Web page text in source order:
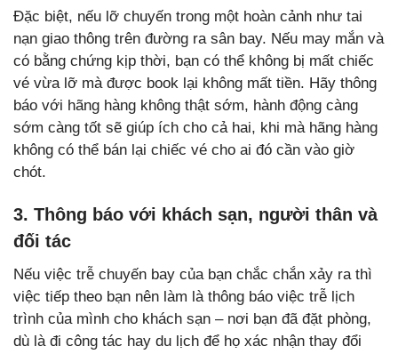
Đặc biệt, nếu lỡ chuyến trong một hoàn cảnh như tai
nạn giao thông trên đường ra sân bay. Nếu may mắn và
có bằng chứng kịp thời, bạn có thể không bị mất chiếc
vé vừa lỡ mà được book lại không mất tiền. Hãy thông
báo với hãng hàng không thật sớm, hành động càng
sớm càng tốt sẽ giúp ích cho cả hai, khi mà hãng hàng
không có thể bán lại chiếc vé cho ai đó cần vào giờ
chót.
3. Thông báo với khách sạn, người thân và
đối tác
Nếu việc trễ chuyến bay của bạn chắc chắn xảy ra thì
việc tiếp theo bạn nên làm là thông báo việc trễ lịch
trình của mình cho khách sạn – nơi bạn đã đặt phòng,
dù là đi công tác hay du lịch để họ xác nhận thay đổi